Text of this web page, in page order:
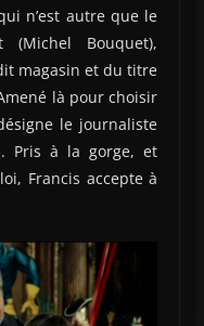
n’est autre que le
(Michel Bouquet),
magasin et du titre
là pour choisir
le journaliste
Pris à la gorge, et
Francis accepte à